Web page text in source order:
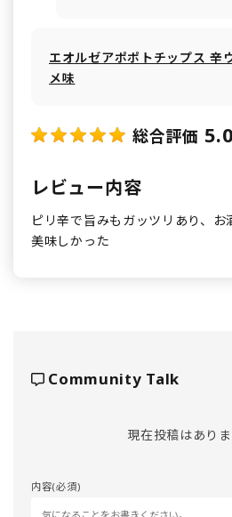
エオルゼアポポトチップス 辛
メ味
総合評価 5.0
レビュー内容
ピリ辛で旨みもガッツリあり、
美味しかった
Community Talk
現在投稿はありま
内容(必須)